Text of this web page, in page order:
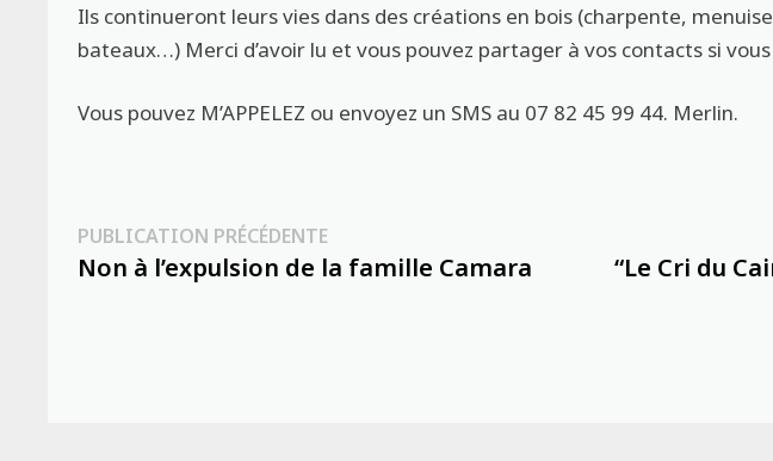
Ils continueront leurs vies dans des créations en bois (charpente,
bateaux…) Merci d’avoir lu et vous pouvez partager à vos contacts si
Vous pouvez M’APPELEZ ou envoyez un SMS au 07 82 45 99 44. Merlin.
Navigation
de
PUBLICATION PRÉCÉDENTEPublication
précédente :
Non à l’expulsion de la famille Camara
“Le Cri du